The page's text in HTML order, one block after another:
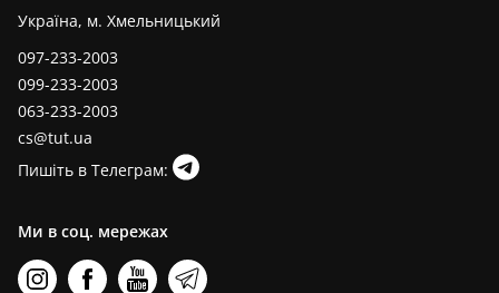
Україна, м. Хмельницький
097-233-2003
099-233-2003
063-233-2003
cs@tut.ua
Пишіть в Телеграм:
Ми в соц. мережах